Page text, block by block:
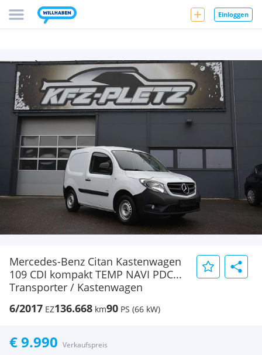
Einloggen
Mercedes-Benz Citan Kastenwagen
109 CDI kompakt TEMP NAVI PDC...
Transporter / Kastenwagen
6/2017 EZ136.668 km90 PS (66 kW)
€ 9.990 Verkaufspreis